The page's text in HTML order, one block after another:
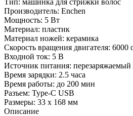
Производитель: Enchen
Мощность: 5 Вт
Материал: пластик
Материал ножей: керамика
Скорость вращения двигателя: 6000
Входной ток: 5 В
Источник питания: перезаряжаемый
Время зарядки: 2.5 часа
Время работы: до 200 мин
Разъем: Type-C USB
Размеры: 33 х 168 мм
Описание